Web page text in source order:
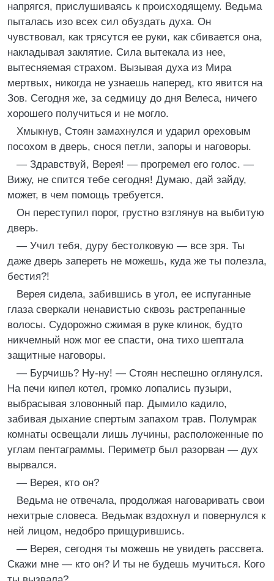
напрягся, прислушиваясь к происходящему. Ведьма
пыталась изо всех сил обуздать духа. Он
чувствовал, как трясутся ее руки, как сбивается она,
накладывая заклятие. Сила вытекала из нее,
вытесняемая страхом. Вызывая духа из Мира
мертвых, никогда не узнаешь наперед, кто явится на
Зов. Сегодня же, за седмицу до дня Велеса, ничего
хорошего получиться и не могло.
Хмыкнув, Стоян замахнулся и ударил ореховым
посохом в дверь, снося петли, запоры и наговоры.
— Здравствуй, Верея! — прогремел его голос. —
Вижу, не спится тебе сегодня! Думаю, дай зайду,
может, в чем помощь требуется.
Он переступил порог, грустно взглянув на выбитую
дверь.
— Учил тебя, дуру бестолковую — все зря. Ты
даже дверь запереть не можешь, куда же ты полезла,
бестия?!
Верея сидела, забившись в угол, ее испуганные
глаза сверкали ненавистью сквозь растрепанные
волосы. Судорожно сжимая в руке клинок, будто
никчемный нож мог ее спасти, она тихо шептала
защитные наговоры.
— Бурчишь? Ну-ну! — Стоян неспешно оглянулся.
На печи кипел котел, громко лопались пузыри,
выбрасывая зловонный пар. Дымило кадило,
забивая дыхание спертым запахом трав. Полумрак
комнаты освещали лишь лучины, расположенные по
углам пентаграммы. Периметр был разорван — дух
вырвался.
— Верея, кто он?
Ведьма не отвечала, продолжая наговаривать свои
нехитрые словеса. Ведьмак вздохнул и повернулся к
ней лицом, недобро прищурившись.
— Верея, сегодня ты можешь не увидеть рассвета.
Скажи мне — кто он? И ты не будешь мучиться. Кого